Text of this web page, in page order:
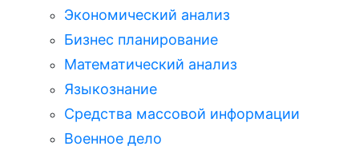
Экономический анализ
Бизнес планирование
Математический анализ
Языкознание
Средства массовой информации
Военное дело